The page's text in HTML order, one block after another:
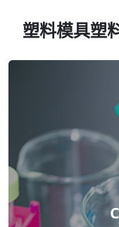
塑料模具塑